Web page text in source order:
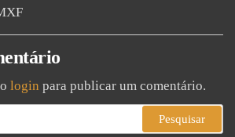
login para publicar um comentário.